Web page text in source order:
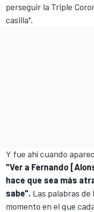
perseguir la Triple
casilla".
Y fue ahí cuando
"Ver a Fernando
hace que sea más
sabe". Las palabras de
momento en el que